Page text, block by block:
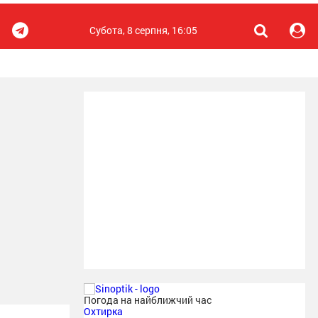
Субота, 8 серпня, 16:05
Погода на найближчий час
Охтирка